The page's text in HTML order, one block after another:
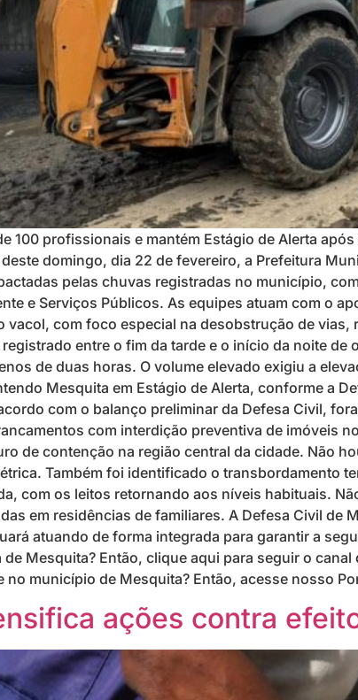
100 profissionais e mantém Estágio de Alerta
domingo, dia 22 de fevereiro, a Prefeitura
pelas chuvas registradas no município,
e Serviços Públicos. As equipes atuam com o
vacol, com foco especial na desobstrução de
entre o fim da tarde e o início da noite
de duas horas. O volume elevado exigiu a
Mesquita em Estágio de Alerta, conforme a
com o balanço preliminar da Defesa Civil,
com interdição preventiva de imóveis
de contenção na região central da cidade. Não
Também foi identificado o transbordamento
com os leitos retornando aos níveis habituais.
em residências de familiares. A Defesa Civil
atuando de forma integrada para garantir a
Mesquita? Então, clique aqui para seguir o
no município de Mesquita? Então, acesse nosso
ações contra